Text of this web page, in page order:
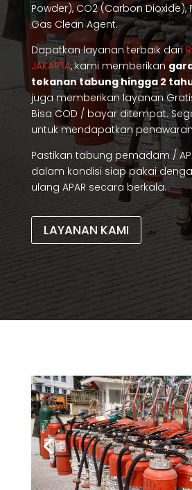
Powder), CO2 (Carbon Dioxide),
Gas Clean Agent.
Dapatkan layanan terbaik dari
JAKARTA, kami memberikan
tekanan tabung hingga 2
juga memberikan layanan
Bisa COD / bayar ditempat.
untuk mendapatkan
Pastikan tabung pemadam /
dalam kondisi siap pakai
ulang APAR secara berkala.
LAYANAN KAMI